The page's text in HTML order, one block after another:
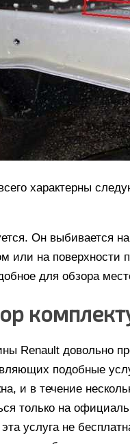
характерны
Он выбивается
или на поверхности
для обзора
Renault довольно
подобные
и в течение
только на
услуга не